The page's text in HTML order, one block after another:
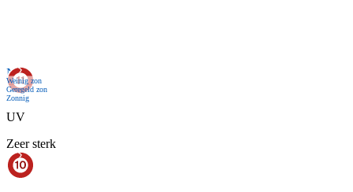
Nu
Weinig zon
Geregeld zon
Zonnig
UV
Zeer sterk